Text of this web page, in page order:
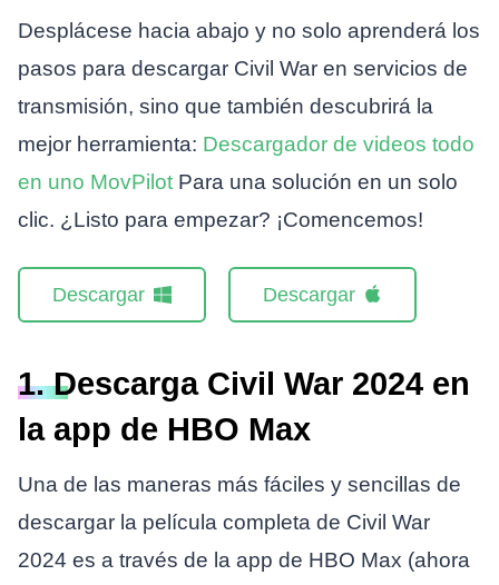
Desplácese hacia abajo y no solo aprenderá los
pasos para descargar Civil War en servicios de
transmisión, sino que también descubrirá la
mejor herramienta: Descargador de videos todo
en uno MovPilotPara una solución en un solo
clic. ¿Listo para empezar? ¡Comencemos!
Descargar Descargar
1. Descarga Civil War 2024 en
la app de HBO Max
Una de las maneras más fáciles y sencillas de
descargar la película completa de Civil War
2024 es a través de la app de HBO Max (ahora